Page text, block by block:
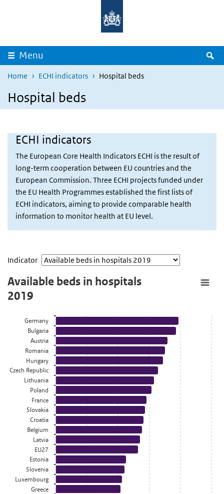
Overslaan en naar de inhoud gaan
Menu
Home ECHI indicators Hospital beds
Hospital beds
ECHI indicators
The European Core Health Indicators ECHI is the result of
long-term cooperation between EU countries and the
European Commission. Three ECHI projects funded under
the EU Health Programmes established the first lists of
ECHI indicators, aiming to provide comparable health
information to monitor health at EU level.
Indicator
Available beds in hospitals 2019
Staaf grafiek met 3 reeksen.
De grafiek heeft 1 X-as die categories weergeeft.
De grafiek heeft 1 Y-as die Year weergeeft.
Available beds in hospitals
2019
Germany
Bulgaria
Austria
Romania
Hungary
Czech Republic
Lithuania
Poland
France
Slovakia
Croatia
Belgium
Latvia
EU27
Estonia
Slovenia
Luxembourg
Greece